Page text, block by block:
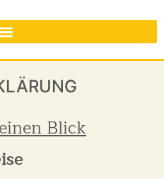
Blick